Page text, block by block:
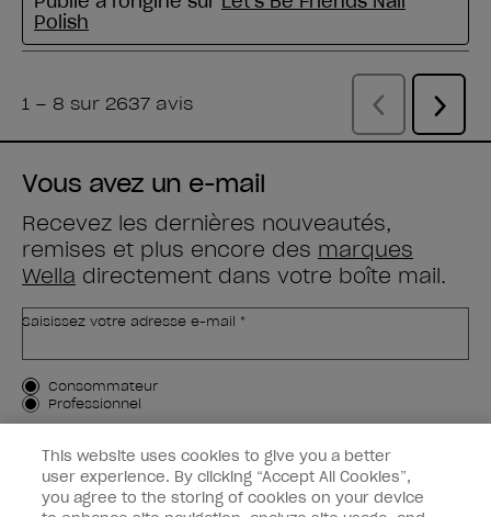
Vous avez un e-mail
Recevez les dernières nouveautés,
remises et plus encore des marques
Wella directement dans votre boîte mail.
Saisissez votre adresse e-mail *
Type de client
Consommateur
Professionnel
M'INSCRIRE
Informations clients
This website uses cookies to give you a better
user experience. By clicking “Accept All Cookies”,
you agree to the storing of cookies on your device